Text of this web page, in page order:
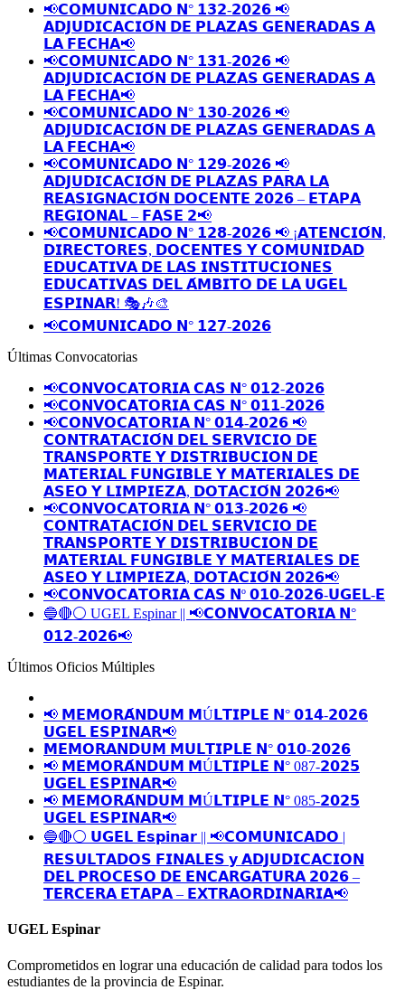
📢𝗖𝗢𝗠𝗨𝗡𝗜𝗖𝗔𝗗𝗢 𝗡° 𝟭𝟯𝟮-𝟮𝟬𝟮𝟲 📢
𝗔𝗗𝗝𝗨𝗗𝗜𝗖𝗔𝗖𝗜𝗢́𝗡 𝗗𝗘 𝗣𝗟𝗔𝗭𝗔𝗦 𝗚𝗘𝗡𝗘𝗥𝗔𝗗𝗔𝗦 𝗔
𝗟𝗔 𝗙𝗘𝗖𝗛𝗔📢
📢𝗖𝗢𝗠𝗨𝗡𝗜𝗖𝗔𝗗𝗢 𝗡° 𝟭𝟯𝟭-𝟮𝟬𝟮𝟲 📢
𝗔𝗗𝗝𝗨𝗗𝗜𝗖𝗔𝗖𝗜𝗢́𝗡 𝗗𝗘 𝗣𝗟𝗔𝗭𝗔𝗦 𝗚𝗘𝗡𝗘𝗥𝗔𝗗𝗔𝗦 𝗔
𝗟𝗔 𝗙𝗘𝗖𝗛𝗔📢
📢𝗖𝗢𝗠𝗨𝗡𝗜𝗖𝗔𝗗𝗢 𝗡° 𝟭𝟯𝟬-𝟮𝟬𝟮𝟲 📢
𝗔𝗗𝗝𝗨𝗗𝗜𝗖𝗔𝗖𝗜𝗢́𝗡 𝗗𝗘 𝗣𝗟𝗔𝗭𝗔𝗦 𝗚𝗘𝗡𝗘𝗥𝗔𝗗𝗔𝗦 𝗔
𝗟𝗔 𝗙𝗘𝗖𝗛𝗔📢
📢𝗖𝗢𝗠𝗨𝗡𝗜𝗖𝗔𝗗𝗢 𝗡° 𝟭𝟮𝟵-𝟮𝟬𝟮𝟲 📢
𝗔𝗗𝗝𝗨𝗗𝗜𝗖𝗔𝗖𝗜𝗢́𝗡 𝗗𝗘 𝗣𝗟𝗔𝗭𝗔𝗦 𝗣𝗔𝗥𝗔 𝗟𝗔
𝗥𝗘𝗔𝗦𝗜𝗚𝗡𝗔𝗖𝗜𝗢́𝗡 𝗗𝗢𝗖𝗘𝗡𝗧𝗘 𝟮𝟬𝟮𝟲 – 𝗘𝗧𝗔𝗣𝗔
𝗥𝗘𝗚𝗜𝗢𝗡𝗔𝗟 – 𝗙𝗔𝗦𝗘 𝟮📢
📢𝗖𝗢𝗠𝗨𝗡𝗜𝗖𝗔𝗗𝗢 𝗡° 𝟭𝟮𝟴-𝟮𝟬𝟮𝟲 📢 ¡𝗔𝗧𝗘𝗡𝗖𝗜𝗢́𝗡,
𝗗𝗜𝗥𝗘𝗖𝗧𝗢𝗥𝗘𝗦, 𝗗𝗢𝗖𝗘𝗡𝗧𝗘𝗦 𝗬 𝗖𝗢𝗠𝗨𝗡𝗜𝗗𝗔𝗗
𝗘𝗗𝗨𝗖𝗔𝗧𝗜𝗩𝗔 𝗗𝗘 𝗟𝗔𝗦 𝗜𝗡𝗦𝗧𝗜𝗧𝗨𝗖𝗜𝗢𝗡𝗘𝗦
𝗘𝗗𝗨𝗖𝗔𝗧𝗜𝗩𝗔𝗦 𝗗𝗘𝗟 𝗔́𝗠𝗕𝗜𝗧𝗢 𝗗𝗘 𝗟𝗔 𝗨𝗚𝗘𝗟
𝗘𝗦𝗣𝗜𝗡𝗔𝗥! 🎭🎶🎨
📢𝗖𝗢𝗠𝗨𝗡𝗜𝗖𝗔𝗗𝗢 𝗡° 𝟭𝟮𝟳-𝟮𝟬𝟮𝟲
Últimas Convocatorias
📢𝗖𝗢𝗡𝗩𝗢𝗖𝗔𝗧𝗢𝗥𝗜𝗔 𝗖𝗔𝗦 𝗡° 𝟬𝟭𝟮-𝟮𝟬𝟮𝟲
📢𝗖𝗢𝗡𝗩𝗢𝗖𝗔𝗧𝗢𝗥𝗜𝗔 𝗖𝗔𝗦 𝗡° 𝟬𝟭𝟭-𝟮𝟬𝟮𝟲
📢𝗖𝗢𝗡𝗩𝗢𝗖𝗔𝗧𝗢𝗥𝗜𝗔 𝗡° 𝟬𝟭𝟰-𝟮𝟬𝟮𝟲 📢
𝗖𝗢𝗡𝗧𝗥𝗔𝗧𝗔𝗖𝗜𝗢́𝗡 𝗗𝗘𝗟 𝗦𝗘𝗥𝗩𝗜𝗖𝗜𝗢 𝗗𝗘
𝗧𝗥𝗔𝗡𝗦𝗣𝗢𝗥𝗧𝗘 𝗬 𝗗𝗜𝗦𝗧𝗥𝗜𝗕𝗨𝗖𝗜𝗢𝗡 𝗗𝗘
𝗠𝗔𝗧𝗘𝗥𝗜𝗔𝗟 𝗙𝗨𝗡𝗚𝗜𝗕𝗟𝗘 𝗬 𝗠𝗔𝗧𝗘𝗥𝗜𝗔𝗟𝗘𝗦 𝗗𝗘
𝗔𝗦𝗘𝗢 𝗬 𝗟𝗜𝗠𝗣𝗜𝗘𝗭𝗔, 𝗗𝗢𝗧𝗔𝗖𝗜𝗢́𝗡 𝟮𝟬𝟮𝟲📢
📢𝗖𝗢𝗡𝗩𝗢𝗖𝗔𝗧𝗢𝗥𝗜𝗔 𝗡° 𝟬𝟭𝟯-𝟮𝟬𝟮𝟲 📢
𝗖𝗢𝗡𝗧𝗥𝗔𝗧𝗔𝗖𝗜𝗢́𝗡 𝗗𝗘𝗟 𝗦𝗘𝗥𝗩𝗜𝗖𝗜𝗢 𝗗𝗘
𝗧𝗥𝗔𝗡𝗦𝗣𝗢𝗥𝗧𝗘 𝗬 𝗗𝗜𝗦𝗧𝗥𝗜𝗕𝗨𝗖𝗜𝗢𝗡 𝗗𝗘
𝗠𝗔𝗧𝗘𝗥𝗜𝗔𝗟 𝗙𝗨𝗡𝗚𝗜𝗕𝗟𝗘 𝗬 𝗠𝗔𝗧𝗘𝗥𝗜𝗔𝗟𝗘𝗦 𝗗𝗘
𝗔𝗦𝗘𝗢 𝗬 𝗟𝗜𝗠𝗣𝗜𝗘𝗭𝗔, 𝗗𝗢𝗧𝗔𝗖𝗜𝗢́𝗡 𝟮𝟬𝟮𝟲📢
📢𝗖𝗢𝗡𝗩𝗢𝗖𝗔𝗧𝗢𝗥𝗜𝗔 𝗖𝗔𝗦 𝗡º 𝟬𝟭𝟬-𝟮𝟬𝟮𝟲-𝗨𝗚𝗘𝗟-𝗘
🔵🔴⚪️ UGEL Espinar || 📢𝗖𝗢𝗡𝗩𝗢𝗖𝗔𝗧𝗢𝗥𝗜𝗔 𝗡°
𝟬𝟭𝟮-𝟮𝟬𝟮𝟲📢
Últimos Oficios Múltiples
📢 𝗠𝗘𝗠𝗢𝗥𝗔́𝗡𝗗𝗨𝗠 𝗠Ú𝗟𝗧𝗜𝗣𝗟𝗘 𝗡° 𝟬𝟭𝟰-𝟮𝟬𝟮𝟲
𝗨𝗚𝗘𝗟 𝗘𝗦𝗣𝗜𝗡𝗔𝗥📢
𝗠𝗘𝗠𝗢𝗥𝗔𝗡𝗗𝗨𝗠 𝗠𝗨𝗟𝗧𝗜𝗣𝗟𝗘 𝗡° 𝟬𝟭𝟬-𝟮𝟬𝟮𝟲
📢 𝗠𝗘𝗠𝗢𝗥𝗔́𝗡𝗗𝗨𝗠 𝗠Ú𝗟𝗧𝗜𝗣𝗟𝗘 𝗡° 087-𝟮𝟬𝟮𝟱
𝗨𝗚𝗘𝗟 𝗘𝗦𝗣𝗜𝗡𝗔𝗥📢
📢 𝗠𝗘𝗠𝗢𝗥𝗔́𝗡𝗗𝗨𝗠 𝗠Ú𝗟𝗧𝗜𝗣𝗟𝗘 𝗡° 085-𝟮𝟬𝟮𝟱
𝗨𝗚𝗘𝗟 𝗘𝗦𝗣𝗜𝗡𝗔𝗥📢
🔵🔴⚪️ 𝗨𝗚𝗘𝗟 𝗘𝘀𝗽𝗶𝗻𝗮𝗿 || 📢𝗖𝗢𝗠𝗨𝗡𝗜𝗖𝗔𝗗𝗢 |
𝗥𝗘𝗦𝗨𝗟𝗧𝗔𝗗𝗢𝗦 𝗙𝗜𝗡𝗔𝗟𝗘𝗦 𝘆 𝗔𝗗𝗝𝗨𝗗𝗜𝗖𝗔𝗖𝗜𝗢𝗡
𝗗𝗘𝗟 𝗣𝗥𝗢𝗖𝗘𝗦𝗢 𝗗𝗘 𝗘𝗡𝗖𝗔𝗥𝗚𝗔𝗧𝗨𝗥𝗔 𝟮𝟬𝟮𝟲 –
𝗧𝗘𝗥𝗖𝗘𝗥𝗔 𝗘𝗧𝗔𝗣𝗔 – 𝗘𝗫𝗧𝗥𝗔𝗢𝗥𝗗𝗜𝗡𝗔𝗥𝗜𝗔📢
UGEL Espinar
Comprometidos en lograr una educación de calidad para todos los
estudiantes de la provincia de Espinar.